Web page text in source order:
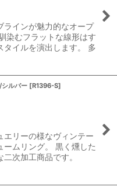
ラインが魅力的なオープ
染むフラットな線形はす
タイルを演出します。 多
ルバー [R1396-S]
エリーの様なヴィンテー
ームリング。 黒く燻した
次加工商品です。